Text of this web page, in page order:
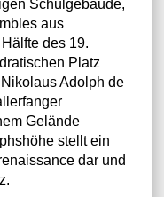
Schulgebäude,
aus
des 19.
Platz
Adolph de
Gelände
stellt ein
dar und